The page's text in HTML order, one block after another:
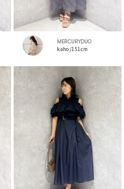
MERCURYDUO
kaho /151cm